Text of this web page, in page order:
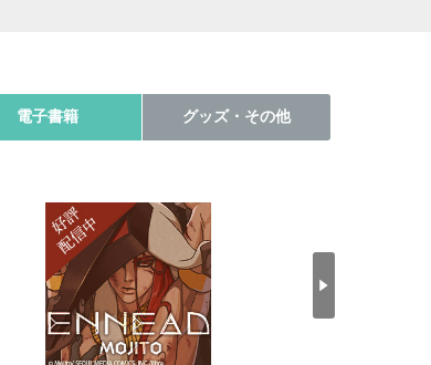
電子書籍 グッズ・その他